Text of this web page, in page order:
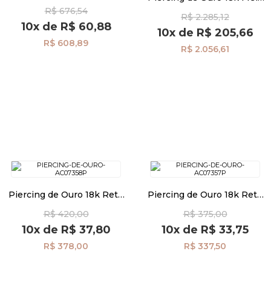
R$ 676,54
10xde R$ 60,88
R$ 608,89
R$ 2.285,12
10xde R$ 205,66
R$ 2.056,61
Piercing de Ouro 18k Reto
R$ 420,00
10xde R$ 37,80
R$ 378,00
Piercing de Ouro 18k Reto
R$ 375,00
10x de R$ 33,75
R$ 337,50
Pulseiras
Piercing
OFERTAS